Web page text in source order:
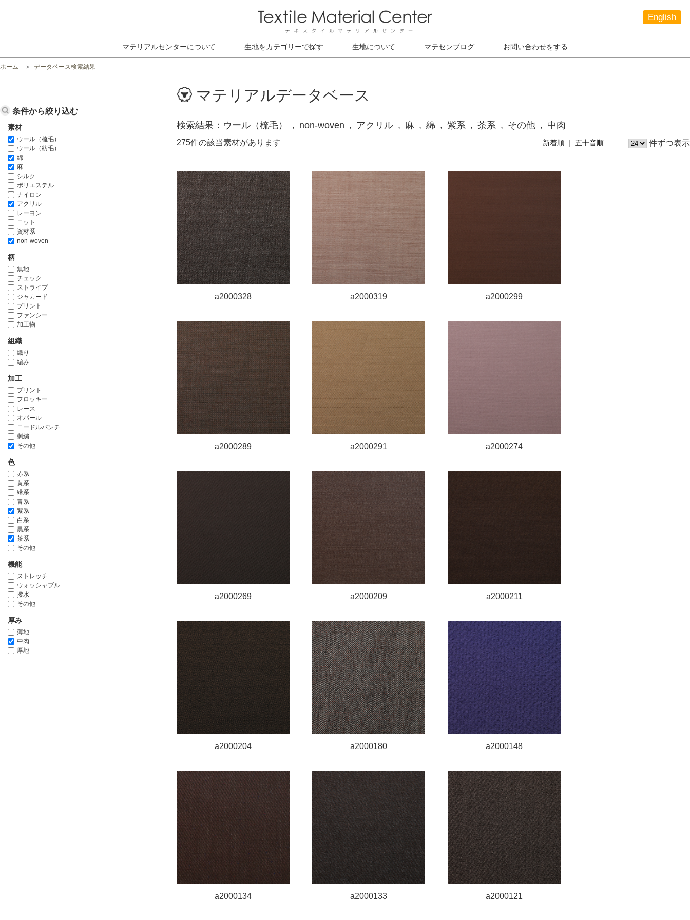
English
マテリアルセンターについて 生地をカテゴリーで探す 生地について マテセンブログ お問い合わせをする
ホーム データベース検索結果
マテリアルデータベース
検索結果 ウール（梳毛） non-woven アクリル 麻 綿 紫系 茶系 その他 中肉
275件の該当素材があります 新着順 五十音順 件ずつ表示
a2000328 a2000319 a2000299
a2000289 a2000291 a2000274
a2000269 a2000209 a2000211
a2000204 a2000180 a2000148
a2000134 a2000133 a2000121
条件から絞り込む
素材
ウール（梳毛）
ウール（紡毛）
綿
麻
シルク
ポリエステル
ナイロン
アクリル
レーヨン
ニット
資材系
non-woven
柄
無地
チェック
ストライプ
ジャカード
プリント
ファンシー
加工物
組織
織り
編み
加工
プリント
フロッキー
レース
オパール
ニードルパンチ
刺繍
その他
色
赤系
黄系
緑系
青系
紫系
白系
黒系
茶系
その他
機能
ストレッチ
ウォッシャブル
撥水
その他
厚み
薄地
中肉
厚地